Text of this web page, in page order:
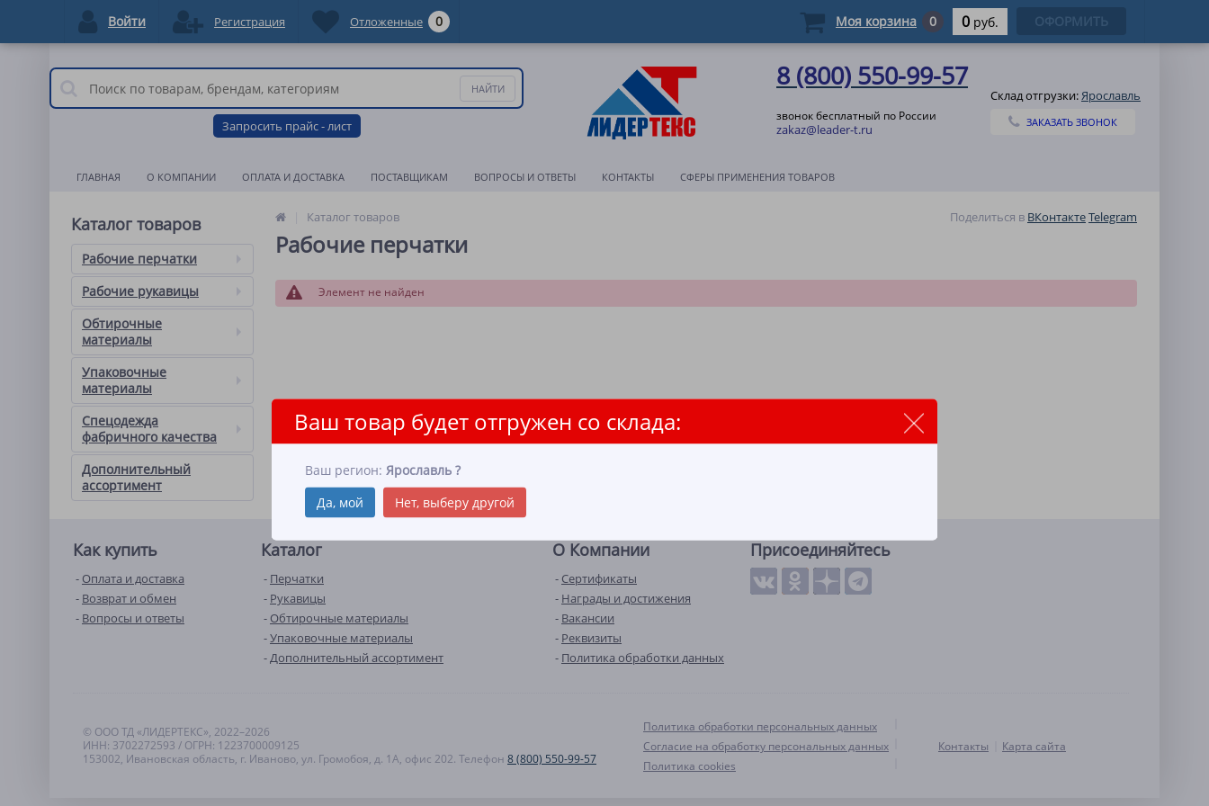
Запросить прайс - лист
8 (800) 550-99-57
звонок бесплатный по России
zakaz@leader-t.ru
Склад отгрузки:Ярославль
Ваш товар будет отгружен со склада:
Ваш регион: Ярославль ?
Да, мой
Нет, выберу другой
ЗАКАЗАТЬ ЗВОНОК
ГЛАВНАЯ О КОМПАНИИ ОПЛАТА И ДОСТАВКА ПОСТАВЩИКАМ ВОПРОСЫ И ОТВЕТЫ КОНТАКТЫ СФЕРЫ ПРИМЕНЕНИЯ ТОВАРОВ
Каталог товаров
Рабочие перчатки
Рабочие рукавицы
Обтирочные
материалы
Упаковочные
материалы
Спецодежда
фабричного качества
Дополнительный
ассортимент
Каталог товаров Поделиться в ВКонтактеTelegram
Рабочие перчатки
Элемент не найден
Как купить
Оплата и доставка
Возврат и обмен
Вопросы и ответы
Каталог
Перчатки
Рукавицы
Обтирочные материалы
Упаковочные материалы
Дополнительный ассортимент
О Компании
Сертификаты
Награды и достижения
Вакансии
Реквизиты
Политика обработки данных
Присоединяйтесь
© ООО ТД «ЛИДЕРТЕКС», 2022–2026
ИНН: 3702272593 / ОГРН: 1223700009125
153002, Ивановская область, г. Иваново, ул. Громобоя, д. 1А, офис 202. Телефон 8 (800) 550-99-57
Политика обработки персональных данных
Согласие на обработку персональных данных
Политика cookies
Контакты Карта сайта
Войти Регистрация Отложенные 0 Моя корзина 0 0 руб. ОФОРМИТЬ